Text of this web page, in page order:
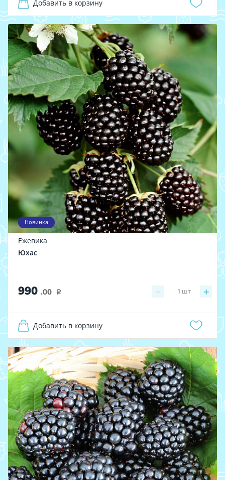
Добавить в корзину
Новинка
Ежевика
Юхас
990 .00 i − +
1 шт
Добавить в корзину